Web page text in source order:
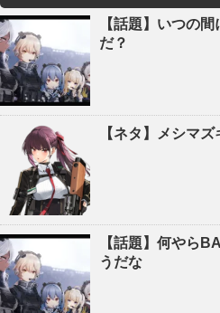
【話題】いつの
だ？
【ネタ】メシマ
【話題】何やら
うだな